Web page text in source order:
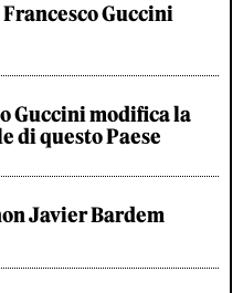
Guccini
Guccini modifica la
di questo Paese
Javier Bardem